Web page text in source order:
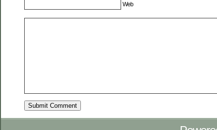
Web